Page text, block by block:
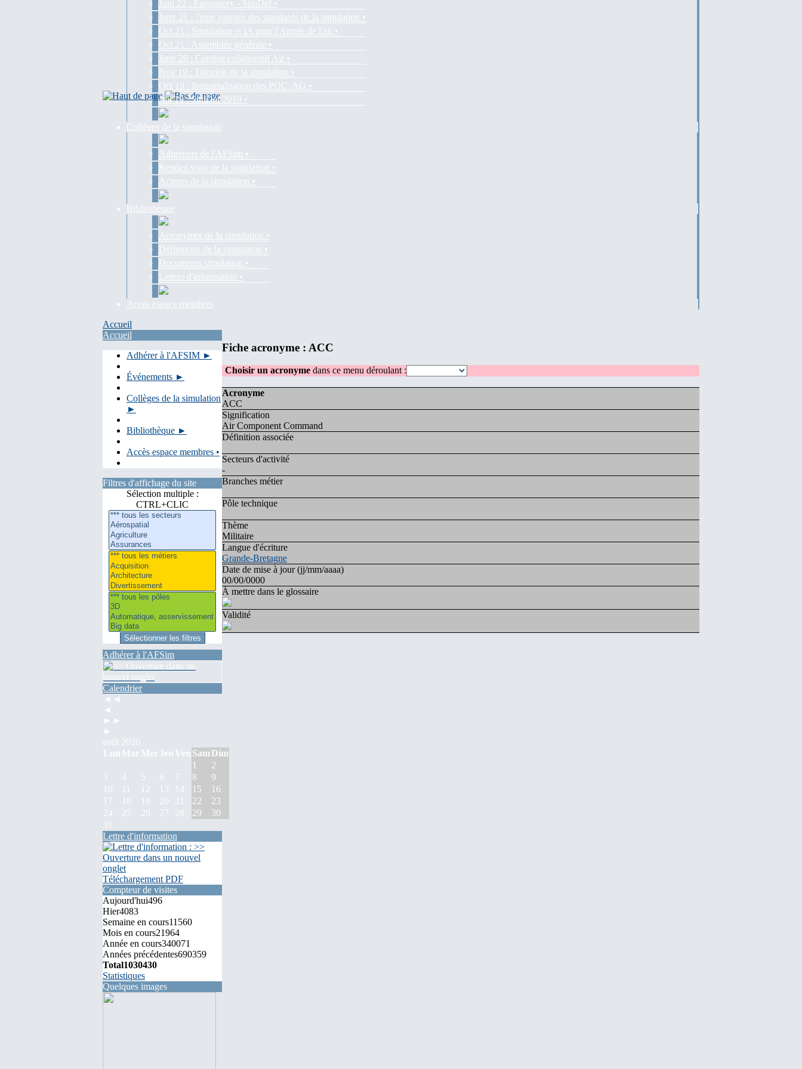
Juin 22 : Eurosatory - SimDef •
Janv 21 : 7ème journée des standards de la simulation •
Oct 21 : Simulation et IA pour l'Armée de l'air •
Oct 21 : Assemblée générale •
Janv 20 : Combat collaboratif Air •
Nov 19 : Tutoriels de la simulation •
Oct 19 : Industrialisation des POC, AG •
Juil 19 : SimDef 2019 •
Collèges de la simulation
Adhérents de l'AFSim •
Rendez-vous de la simulation •
Acteurs de la simulation •
Bibliothèque
Acronymes de la simulation •
Définitions de la simulation •
Documents simulation •
Lettres d'information •
Accès espace membres
Accueil
Accueil
Adhérer à l'AFSIM ►
Événements ►
Collèges de la simulation
►
Bibliothèque ►
Accès espace membres •
Filtres d'affichage du site
Sélection multiple :
CTRL+CLIC
Adhérer à l'AFSim
Calendrier
◄◄
◄
►►
►
août 2026
Lun Mar Mer Jeu Ven Sam Dim
1
2
3
4 5 6 7 8
9
10
11 12 13 14 15
16
17
18 19 20 21 22
23
24
25 26 27 28 29
30
31
Lettre d'information
Téléchargement PDF
Compteur de visites
Aujourd'hui496
Hier4083
Semaine en cours11560
Mois en cours21964
Année en cours340071
Années précédentes690359
Total1030430
Statistiques
Quelques images
Fiche acronyme : ACC
Choisir un acronyme dans ce menu déroulant :
Acronyme
ACC
Signification
Air Component Command
Définition associée
Secteurs d'activité
-
Branches métier
Pôle technique
Thème
Militaire
Langue d'écriture
Grande-Bretagne
Date de mise à jour (jj/mm/aaaa)
00/00/0000
À mettre dans le glossaire
Validité